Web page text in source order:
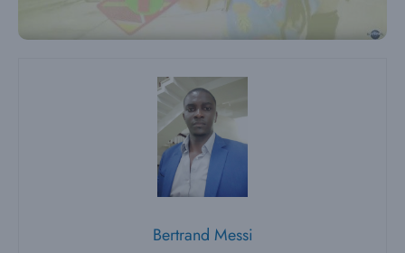
Bertrand Messi